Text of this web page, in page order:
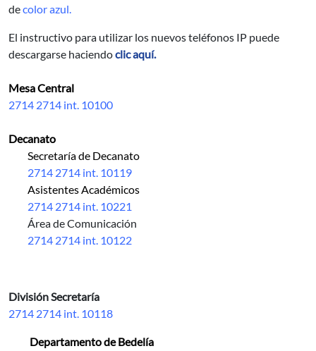
decolor azul.
El instructivo para utilizar los nuevos teléfonos IP puede
descargarse haciendoclic aquí.
Mesa Central
2714 2714 int. 10100
Decanato
Secretaría de Decanato
2714 2714 int. 10119
Asistentes Académicos
2714 2714 int. 10221
Área de Comunicación
2714 2714 int. 10122
División Secretaría
2714 2714 int. 10118
Departamento de Bedelía